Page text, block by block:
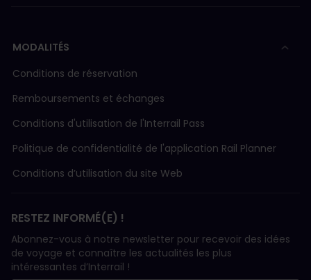
MODALITÉS
Conditions de réservation
Remboursements et échanges
Conditions d'utilisation de l'Interrail Pass
Politique de confidentialité de l'application Rail Planner
Conditions d’utilisation du site Web
RESTEZ INFORMÉ(E) !
Abonnez-vous à notre newsletter pour recevoir des idées
de voyage et connaître les actualités les plus
intéressantes d’Interrail !